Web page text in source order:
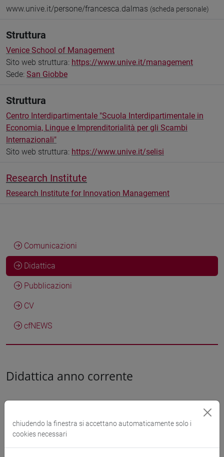
www.unive.it/persone/francesca.dalmas (scheda personale)
Struttura
Venice School of Management
Sito web struttura: https://www.unive.it/management
Sede: San Giobbe
Struttura
Centro Interdipartimentale "Scuola Interdipartimentale in
Economia, Lingue e Imprenditorialità per gli Scambi
Internazionali"
Sito web struttura: https://www.unive.it/selisi
Research Institute
Research Institute for Innovation Management
Comunicazioni
Didattica
Pubblicazioni
CV
cfNEWS
Didattica anno corrente
COMMERCIO ESTERO E TURISMO
chiudendo la finestra si accettano automaticamente solo i
cookies necessari